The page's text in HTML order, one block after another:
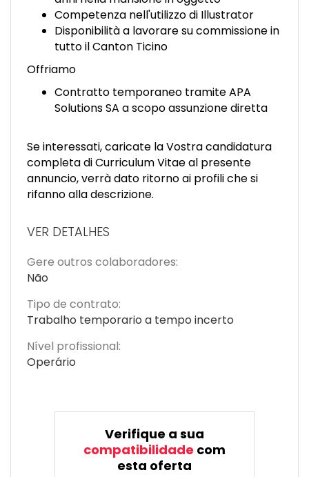
Competenza nell'utilizzo di Illustrator
Disponibilità a lavorare su commissione in
tutto il Canton Ticino
Offriamo
Contratto temporaneo tramite APA
Solutions SA a scopo assunzione diretta
Se interessati, caricate la Vostra candidatura
completa di Curriculum Vitae al presente
annuncio, verrà dato ritorno ai profili che si
rifanno alla descrizione.
VER DETALHES
Gere outros colaboradores:
Não
Tipo de contrato:
Trabalho temporario a tempo incerto
Nível profissional:
Operário
Verifique a sua
compatibilidade com
esta oferta